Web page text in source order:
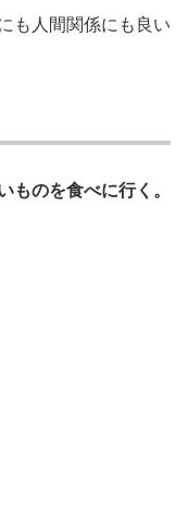
も人間関係にも良い
ものを食べに行く。